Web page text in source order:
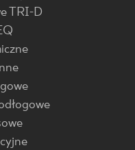
TRI-D